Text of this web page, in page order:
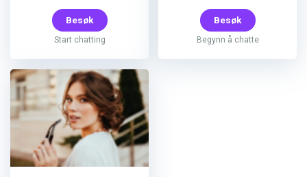
Besøk
Start chatting
Besøk
Begynn å chatte